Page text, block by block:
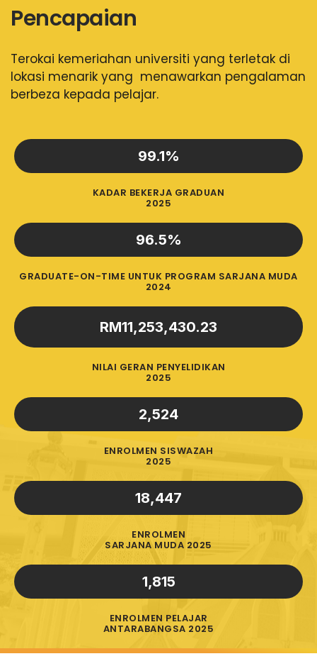
Pencapaian
Terokai kemeriahan universiti yang terletak di
lokasi menarik yang menawarkan pengalaman
berbeza kepada pelajar.
99.1%
KADAR BEKERJA GRADUAN
2025
96.5%
GRADUATE-ON-TIME UNTUK PROGRAM SARJANA MUDA
2024
RM11,253,430.23
NILAI GERAN PENYELIDIKAN
2025
2,524
ENROLMEN SISWAZAH
2025
18,447
ENROLMEN
SARJANA MUDA 2025
1,815
ENROLMEN PELAJAR
ANTARABANGSA 2025